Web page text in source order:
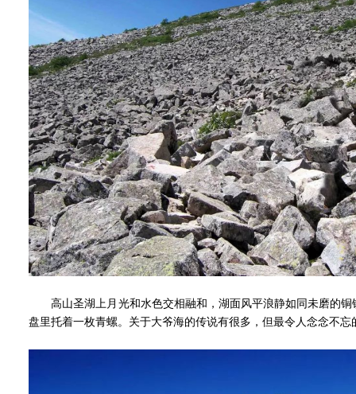
高山圣湖上月光和水色交相融和，湖面风平浪静如同未磨的铜
盘里托着一枚青螺。关于大爷海的传说有很多，但最令人念念不忘